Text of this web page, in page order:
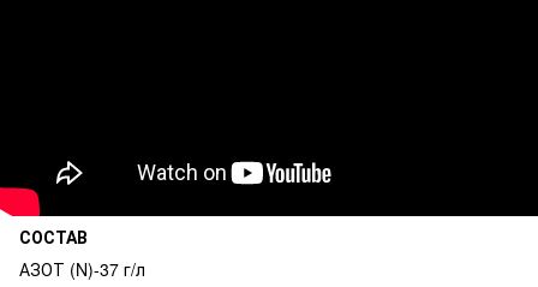
СОСТАВ
АЗОТ (N)-37 г/л